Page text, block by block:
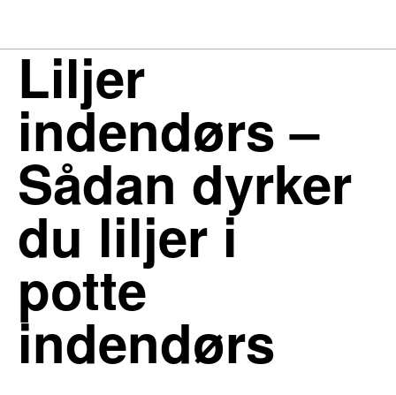
Liljer
indendørs –
Sådan dyrker
du liljer i
potte
indendørs